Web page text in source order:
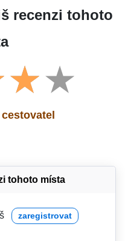
recenzi tohoto
cestovatel
tohoto místa
zaregistrovat